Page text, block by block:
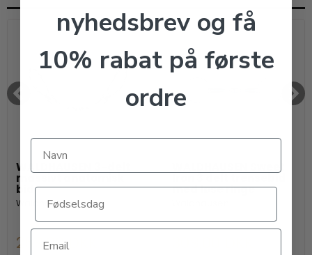
WALDHAUSEN 3-delt
massivt anatomisk
bid
Waldhausen
259,00 DKK
WALDHAUSEN Sweet
med løse ringe
nyhedsbrev og få
10% rabat på første
ordre